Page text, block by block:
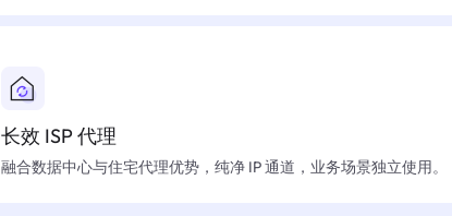
长效 ISP 代理
融合数据中心与住宅代理优势，纯净 IP 通道，业务场景独立使用。